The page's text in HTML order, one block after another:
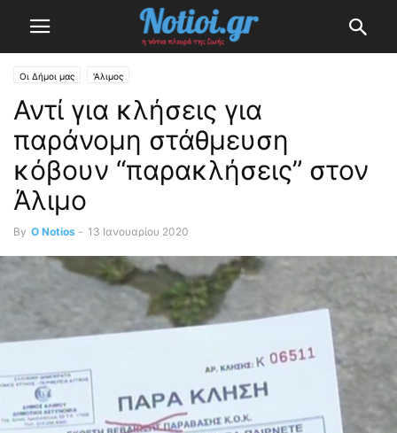
Οι Δήμοι μας 'Αλιμος
Αντί για κλήσεις για
παράνομη στάθμευση
κόβουν “παρακλήσεις” στον
Άλιμο
By O Notios - 13 Ιανουαρίου 2020